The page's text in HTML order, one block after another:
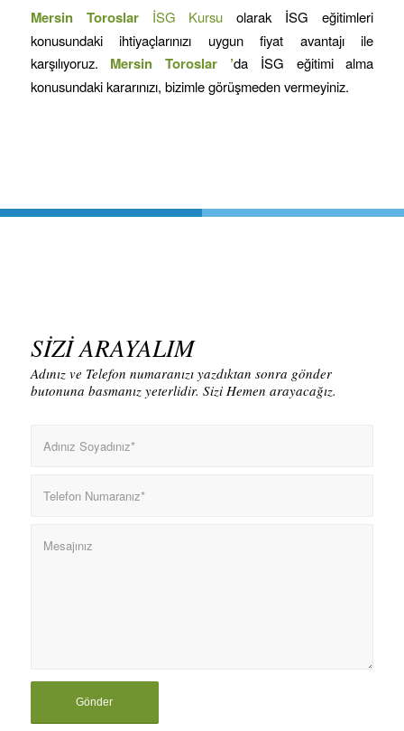
Mersin Toroslar İSG Kursu olarak İSG eğitimleri
konusundaki ihtiyaçlarınızı uygun fiyat avantajı ile
karşılıyoruz. MersinToroslar ’da İSG eğitimi alma
konusundaki kararınızı, bizimle görüşmeden vermeyiniz.
SİZİ ARAYALIM
Adınız ve Telefon numaranızı yazdıktan sonra gönder
butonuna basmanız yeterlidir. Sizi Hemen arayacağız.